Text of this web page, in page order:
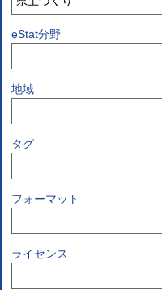
eStat分野
地域
タグ
フォーマット
ライセンス